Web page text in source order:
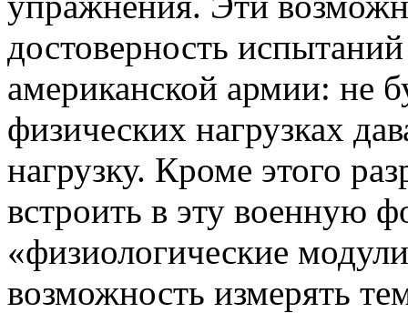
достоверность
американской армии: не
физических нагрузках
нагрузку. Кроме этого
встроить в эту военную
«физиологические
возможность измерять